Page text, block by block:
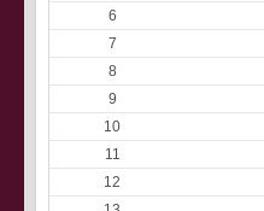
6
7
8
9
10
11
12